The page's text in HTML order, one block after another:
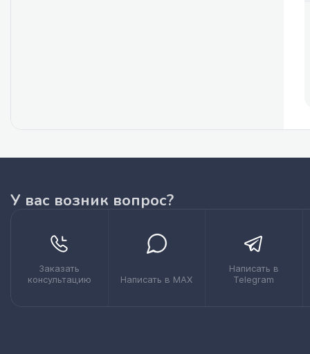
У вас возник вопрос?
Заказать
консультацию
Написать в MAX
Написать в
Telegram